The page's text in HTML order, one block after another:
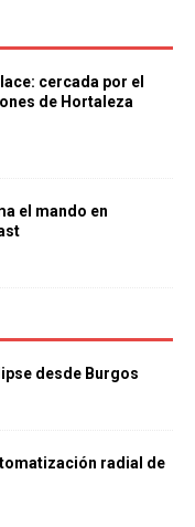
cercada por el
de Hortaleza
el mando en
desde Burgos
radial de